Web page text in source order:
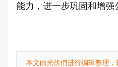
能力，进一步巩固和增强
本文由光伏們进行编辑整理